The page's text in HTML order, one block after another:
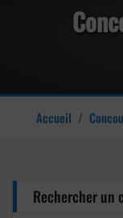
Accueil /
Rechercher un